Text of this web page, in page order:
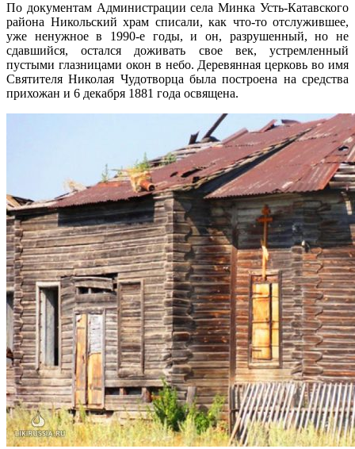
По документам Администрации села Минка Усть-Катавского
района Никольский храм списали, как что-то отслужившее,
уже ненужное в 1990-е годы, и он, разрушенный, но не
сдавшийся, остался доживать свое век, устремленный
пустыми глазницами окон в небо. Деревянная церковь во имя
Святителя Николая Чудотворца была построена на средства
прихожан и 6 декабря 1881 года освящена.